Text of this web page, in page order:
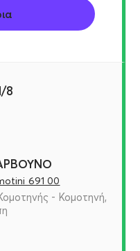
8
691 00
- Κομοτηνή,